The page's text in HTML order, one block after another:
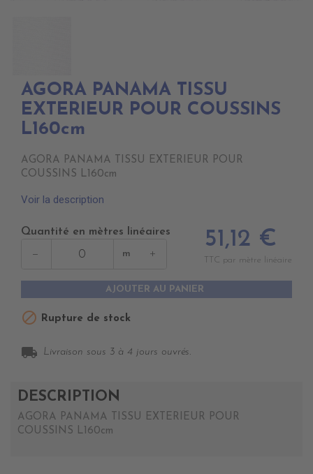
AGORA PANAMA TISSU
EXTERIEUR POUR COUSSINS
L160cm
AGORA PANAMA TISSU EXTERIEUR POUR
COUSSINS L160cm
Voir la description
Quantité en mètres linéaires
− m +
51,12 €
TTC par mètre linéaire
AJOUTER AU PANIER
 Rupture de stock
local_shipping Livraison sous 3 à 4 jours ouvrés.
DESCRIPTION
AGORA PANAMA TISSU EXTERIEUR POUR
COUSSINS L160cm